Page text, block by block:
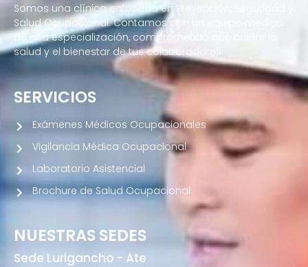
Somos una clínica enfocada en Prevención, Seguridad y
Salud Ocupacional. Contamos con un equipo médico
de alta especialización, comprometido con cuidar la
salud y el bienestar de tus colaboradores.
NUESTRAS SEDES
Sede Lurigancho - Ate
SERVICIOS
Exámenes Médicos Ocupacionales
Vigilancia Médica Ocupacional
Laboratorio Asistencial
Brochure de Salud Ocupacional